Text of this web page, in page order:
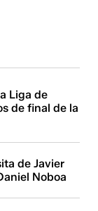
Liga de
de final de la
de Javier
Noboa